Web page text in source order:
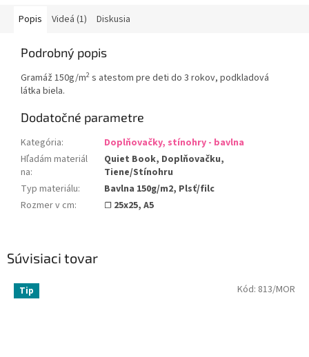
Súvisiaci tovar
Tip Kód: 813/MOR
Popis Videá (1) Diskusia
Podrobný popis
Gramáž 150g/m2 s atestom pre deti do 3 rokov, podkladová
látka biela.
Dodatočné parametre
Kategória:
Doplňovačky, stínohry - bavlna
Hľadám materiál
na:
Quiet Book, Doplňovačku,
Tiene/Stínohru
Typ materiálu:
Bavlna 150g/m2, Plsť/filc
Rozmer v cm: ☐ 25x25, A5